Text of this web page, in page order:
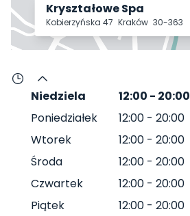
Kryształowe Spa
Kobierzyńska 47 Kraków 30-363
Niedziela 12:00 - 20:00
Poniedziałek
12:00 - 20:00
Wtorek
12:00 - 20:00
Środa
12:00 - 20:00
Czwartek
12:00 - 20:00
Piątek
12:00 - 20:00